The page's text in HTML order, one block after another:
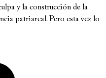
y la construcción de la
patriarcal. Pero esta vez lo